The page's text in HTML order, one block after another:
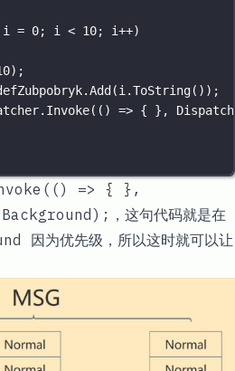
i = 0; i < 10; i++)
);
Add (i.ToString());
Invoke(() => { },
=> { },
，这句代码就是在
因为优先级，所以这时就可以让